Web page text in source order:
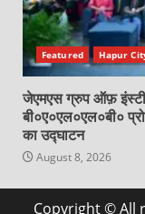
Featured Hapur
जेएमएस ग्रुप ऑफ़
बी०ए०एल०एल०बी०
का उद्घाटन
August 8, 2026
Copyright © All